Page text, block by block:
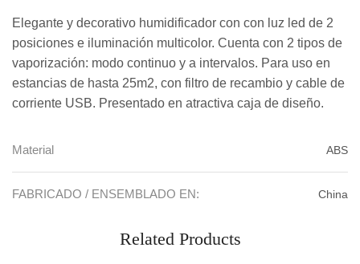
Elegante y decorativo humidificador con con luz led de 2
posiciones e iluminación multicolor. Cuenta con 2 tipos de
vaporización: modo continuo y a intervalos. Para uso en
estancias de hasta 25m2, con filtro de recambio y cable de
corriente USB. Presentado en atractiva caja de diseño.
Material ABS
FABRICADO / ENSEMBLADO EN: China
Related Products